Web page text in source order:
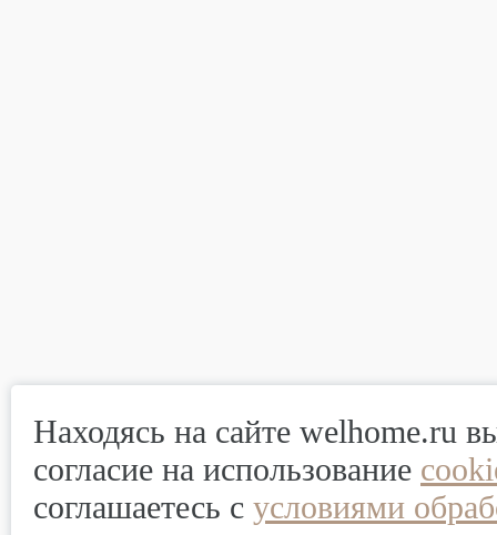
Находясь на сайте welhome.ru
согласие на использование
соглашаетесь с условиями